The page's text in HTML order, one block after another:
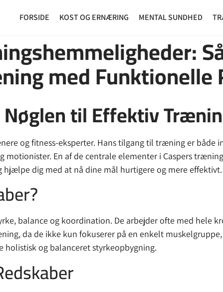
FORSIDE KOST OG ERNÆRING MENTAL SUNDHED
med Funktionelle
til Effektiv
og fitness-eksperter. Hans tilgang til træning er både
En af de centrale elementer i Caspers
dig med at nå dine mål hurtigere og mere effektivt.
balance og koordination. De arbejder ofte med hele
da de ikke kun fokuserer på en enkelt
og balanceret styrkeopbygning.